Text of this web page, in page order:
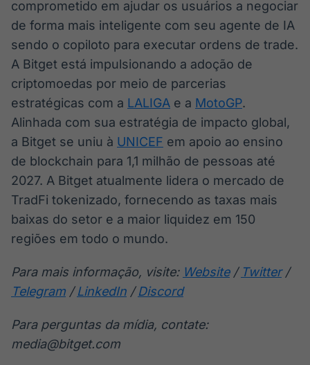
comprometido em ajudar os usuários a negociar
de forma mais inteligente com seu agente de IA
sendo o copiloto para executar ordens de trade.
A Bitget está impulsionando a adoção de
criptomoedas por meio de parcerias
estratégicas com a LALIGA e a MotoGP.
Alinhada com sua estratégia de impacto global,
a Bitget se uniu à UNICEF em apoio ao ensino
de blockchain para 1,1 milhão de pessoas até
2027. A Bitget atualmente lidera o mercado de
TradFi tokenizado, fornecendo as taxas mais
baixas do setor e a maior liquidez em 150
regiões em todo o mundo.
Para mais informação, visite: Website/ Twitter/
Telegram / LinkedIn / Discord
Para perguntas da mídia, contate:
media@bitget.com